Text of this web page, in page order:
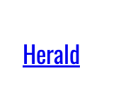
Herald